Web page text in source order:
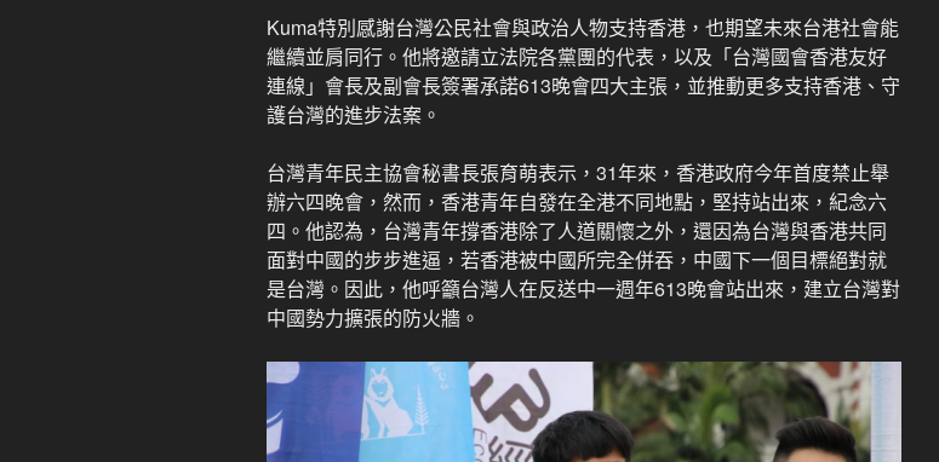
Kuma特別感謝台灣公民社會與政治人物支持香港，也期望未來台港社會能
繼續並肩同行。他將邀請立法院各黨團的代表，以及「台灣國會香港友好
連線」會長及副會長簽署承諾613晚會四大主張，並推動更多支持香港、守
護台灣的進步法案。
台灣青年民主協會秘書長張育萌表示，31年來，香港政府今年首度禁止舉
辦六四晚會，然而，香港青年自發在全港不同地點，堅持站出來，紀念六
四。他認為，台灣青年撐香港除了人道關懷之外，還因為台灣與香港共同
面對中國的步步進逼，若香港被中國所完全併吞，中國下一個目標絕對就
是台灣。因此，他呼籲台灣人在反送中一週年613晚會站出來，建立台灣對
中國勢力擴張的防火牆。